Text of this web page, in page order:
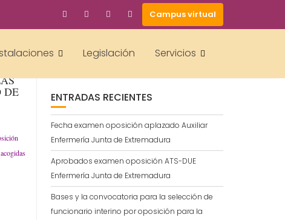
Campus virtual
Legislación Servicios
DE ENTRADAS RECIENTES
Fecha examen oposición aplazado Auxiliar
Enfermería Junta de Extremadura
Aprobados examen oposición ATS-DUE
Enfermería Junta de Extremadura
Bases y la convocatoria para la selección de
funcionario interino por oposición para la